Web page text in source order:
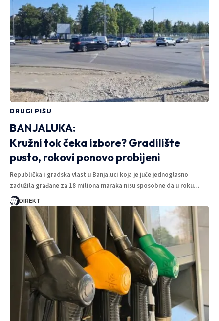
DRUGI PIŠU
BANJALUKA:
Kružni tok čeka izbore? Gradilište
pusto, rokovi ponovo probijeni
Republička i gradska vlast u Banjaluci koja je juče jednoglasno
zadužila građane za 18 miliona maraka nisu sposobne da u roku…
DIREKT